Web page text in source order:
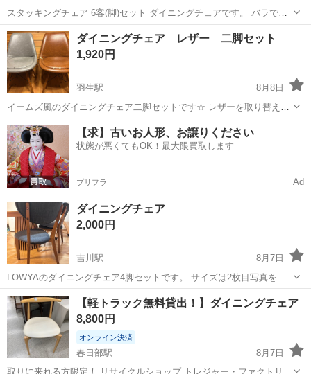
スタッキングチェア 6客(脚)セット ダイニングチェアです。 バラでの
お取引はしていません。 スチールフレーム、布張りです。 写真では伝
わりにくいですが使用に伴うキズ、汚れがあります。 使用上支障とな
るような破損、欠...
埼玉 越谷市 椅子 スタッキングチェア
ダイニングチェア レザー 二脚セット
1,920円
羽生駅
8月8日
イームズ風のダイニングチェア二脚セットです☆ レザーを取り替えて
大切に使ってくれる方いませんか？
埼玉 羽生市 羽生駅 椅子 レザー
【求】古いお人形、お譲りください
状態が悪くてもOK！最大限買取します
プリフラ Ad
ダイニングチェア
2,000円
吉川駅
8月7日
LOWYAのダイニングチェア4脚セットです。 サイズは2枚目写真をご
確認ください。 8月22日以降お取引可能です。 1脚ずつのお取引も可
能です。(1脚500円) セットのテーブルも投稿していますので、もしセ
ットでお取引いただ...
埼玉 吉川市 吉川駅 椅子 ダイニング
【軽トラック無料貸出！】ダイニングチェア
8,800円
オンライン決済
春日部駅
8月7日
取りに来れる方限定！ リサイクルショップ トレジャー・ファクトリー